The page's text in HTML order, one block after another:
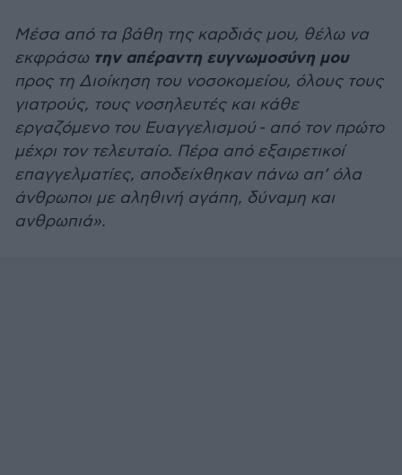
Μέσα από τα βάθη της καρδιάς μου, θέλω να
εκφράσω την απέραντη ευγνωμοσύνη μου
προς τη Διοίκηση του νοσοκομείου, όλους τους
γιατρούς, τους νοσηλευτές και κάθε
εργαζόμενο του Ευαγγελισμού - από τον πρώτο
μέχρι τον τελευταίο. Πέρα από εξαιρετικοί
επαγγελματίες, αποδείχθηκαν πάνω απ’ όλα
άνθρωποι με αληθινή αγάπη, δύναμη και
ανθρωπιά».